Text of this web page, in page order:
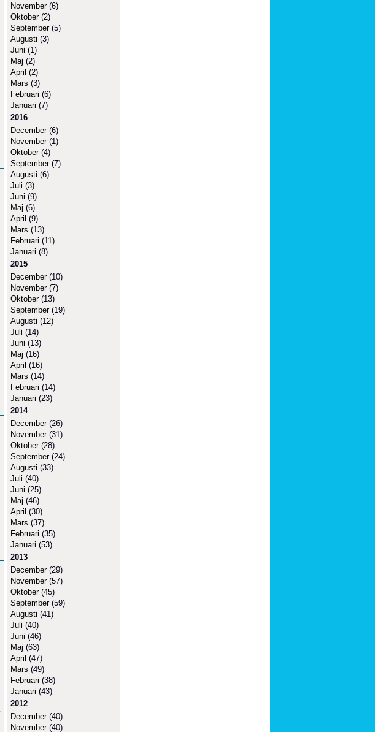
November(6)
Oktober(2)
September(5)
Augusti (3)
Juni (1)
Maj (2)
April (2)
Mars (3)
Februari (6)
Januari (7)
2016
December(6)
November(1)
Oktober(4)
September(7)
Augusti (6)
Juli (3)
Juni (9)
Maj (6)
April (9)
Mars (13)
Februari (11)
Januari (8)
2015
December(10)
November(7)
Oktober(13)
September(19)
Augusti (12)
Juli (14)
Juni (13)
Maj (16)
April (16)
Mars (14)
Februari (14)
Januari (23)
2014
December(26)
November(31)
Oktober(28)
September(24)
Augusti (33)
Juli (40)
Juni (25)
Maj (46)
April (30)
Mars (37)
Februari (35)
Januari (53)
2013
December(29)
November(57)
Oktober(45)
September(59)
Augusti (41)
Juli (40)
Juni (46)
Maj (63)
April (47)
Mars (49)
Februari (38)
Januari (43)
2012
December(40)
November(40)